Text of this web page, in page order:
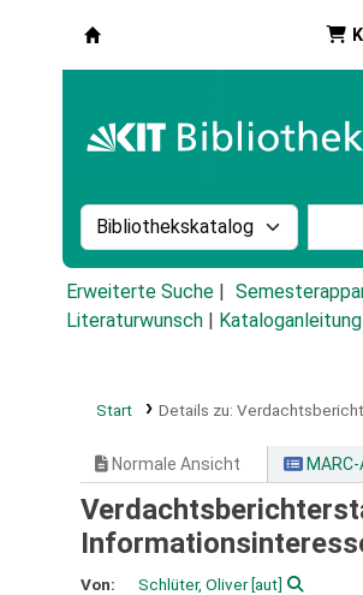
Suche im Katalog nach:
Erweiterte Suche
Literaturwunsch
Kataloganleitung
Start Details zu:
Normale Ansicht
Von: Schlüter, Oliver[aut]